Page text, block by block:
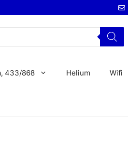
433/868 Helium Wifi